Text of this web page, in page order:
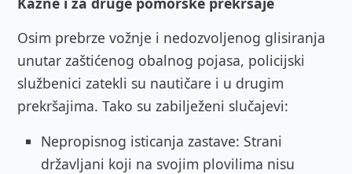
Osim prebrze vožnje i nedozvoljenog glisiranja
unutar zaštićenog obalnog pojasa, policijski
službenici zatekli su nautičare i u drugim
prekršajima. Tako su zabilježeni slučajevi:
Nepropisnog isticanja zastave: Strani
državljani koji na svojim plovilima nisu